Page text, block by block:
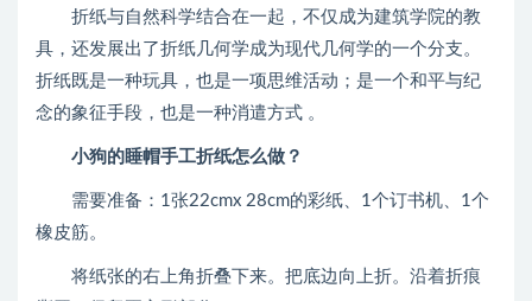
折纸与自然科学结合在一起，不仅成为建筑学院的教
具，还发展出了折纸几何学成为现代几何学的一个分支。
折纸既是一种玩具，也是一项思维活动；是一个和平与纪
念的象征手段，也是一种消遣方式 。
小狗的睡帽手工折纸怎么做？
需要准备：1张22cmx 28cm的彩纸、1个订书机、1个
橡皮筋。
将纸张的右上角折叠下来。把底边向上折。沿着折痕